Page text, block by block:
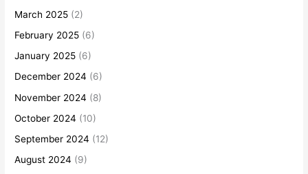
March 2025 (2)
February 2025 (6)
January 2025 (6)
December 2024 (6)
November 2024 (8)
October 2024 (10)
September 2024 (12)
August 2024 (9)